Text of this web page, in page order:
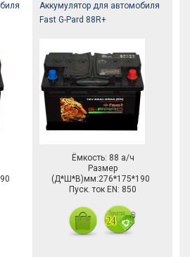
Аккумулятор для автомобиля
Fast G-Pard 88R+
Ёмкость: 88 а/ч
Размер
(Д*Ш*В)мм:276*175*190
Пуск. ток EN: 850